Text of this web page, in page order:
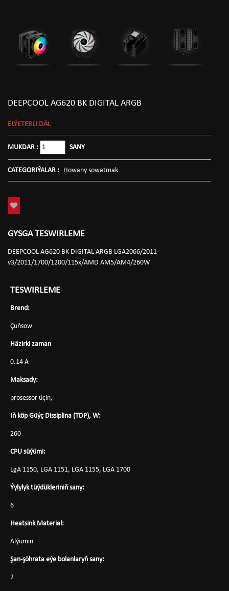
DEEPCOOL AG620 BK DIGITAL ARGB
ELÝETERLI DÄL
MUKDAR : SANY
CATEGORIÝALAR : Howany sowatmak
GYSGA TESWIRLEME
DEEPCOOL AG620 BK DIGITAL ARGB LGA2066/2011-
v3/2011/1700/1200/115x/AMD AM5/AM4/260W
TESWIRLEME
Brend:
Çuňsow
Häzirki zaman
0.14 A
Maksady:
prosessor üçin,
Iň köp Güýç Dissiplina (TDP), W:
260
CPU süýümi:
LgA 1150, LGA 1151, LGA 1155, LGA 1700
Ýylylyk tüýdükleriniň sany:
6
Heatsink Material:
Alýumin
Şan-şöhrata eýe bolanlaryň sany:
2